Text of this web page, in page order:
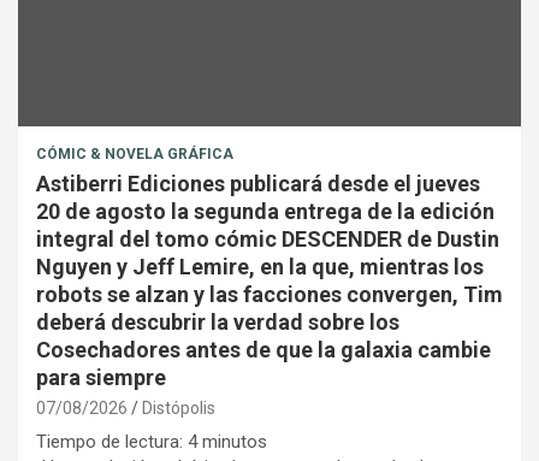
CÓMIC & NOVELA GRÁFICA
Astiberri Ediciones publicará desde el jueves
20 de agosto la segunda entrega de la edición
integral del tomo cómic DESCENDER de Dustin
Nguyen y Jeff Lemire, en la que, mientras los
robots se alzan y las facciones convergen, Tim
deberá descubrir la verdad sobre los
Cosechadores antes de que la galaxia cambie
para siempre
07/08/2026 Distópolis
Tiempo de lectura: 4 minutos